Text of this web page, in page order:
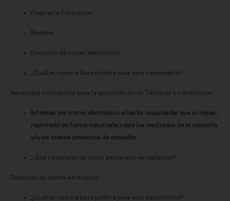
Propuesta formulada.
Nombre.
Dirección de correo electrónico.
¿Cuál es nuestra base jurídica para este tratamiento?
Necesidad contractual para la ejecución de los Términos y condiciones.
Informar por correo electrónico a los/as usuarios/as que se hayan
registrado de forma voluntaria sobre los resultados de la consulta
y/o los nuevos proyectos de consulta.
¿Qué categorías de datos personales recopilamos?
Dirección de correo electrónico.
¿Cuál es nuestra base jurídica para este tratamiento?